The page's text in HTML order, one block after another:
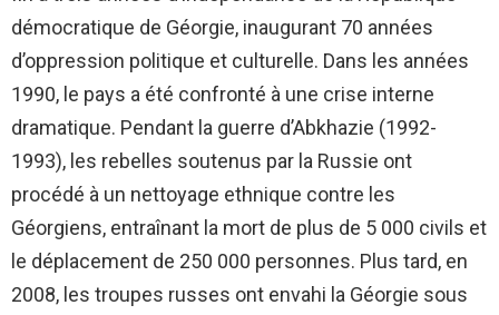
démocratique de Géorgie, inaugurant 70 années
d’oppression politique et culturelle. Dans les années
1990, le pays a été confronté à une crise interne
dramatique. Pendant la guerre d’Abkhazie (1992-
1993), les rebelles soutenus par la Russie ont
procédé à un nettoyage ethnique contre les
Géorgiens, entraînant la mort de plus de 5 000 civils et
le déplacement de 250 000 personnes. Plus tard, en
2008, les troupes russes ont envahi la Géorgie sous